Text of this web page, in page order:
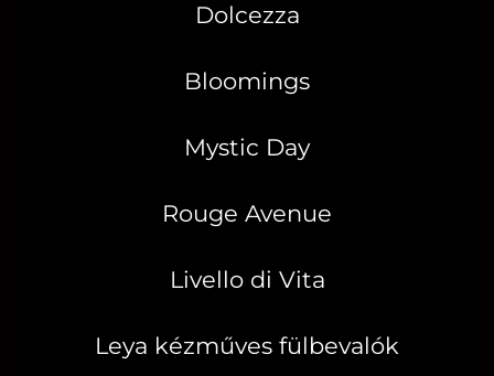
Dolcezza
Bloomings
Mystic Day
Rouge Avenue
Livello di Vita
Leya kézműves fülbevalók